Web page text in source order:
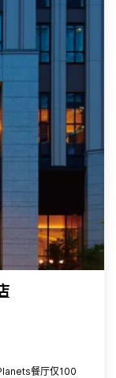
餐厅仅100